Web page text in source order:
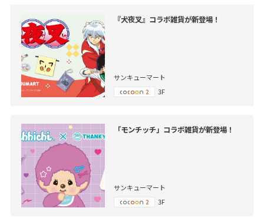
『犬夜叉』コラボ雑貨が新登場！
サンキューマート
3F
「モンチッチ」コラボ雑貨が新登場！
サンキューマート
3F